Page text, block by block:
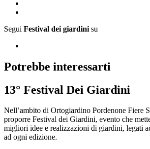
Segui Festival dei giardini su
Potrebbe interessarti
13° Festival Dei Giardini
Nell’ambito di Ortogiardino Pordenone Fiere
proporre Festival dei Giardini, evento che
migliori idee e realizzazioni di giardini, legati
ad ogni edizione.